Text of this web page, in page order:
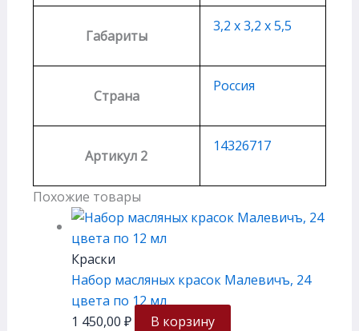
Габариты
3,2 х 3,2 х 5,5
Страна
Россия
Артикул 2
14326717
Похожие товары
Краски
Набор масляных красок Малевичъ, 24
цвета по 12 мл
1 450,00 ₽ В корзину